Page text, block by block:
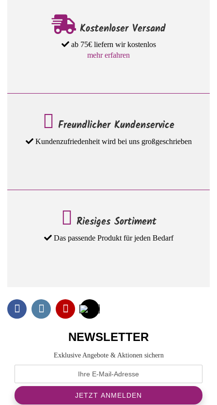
Kostenloser Versand
ab 75€ liefern wir kostenlos
mehr erfahren
Freundlicher Kundenservice
Kundenzufriedenheit wird bei uns großgeschrieben
Riesiges Sortiment
Das passende Produkt für jeden Bedarf
NEWSLETTER
Exklusive Angebote & Aktionen sichern